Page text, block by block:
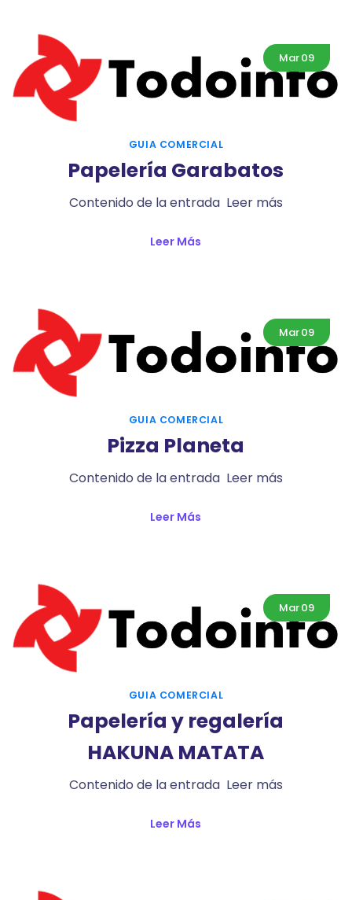
Mar09
GUIA COMERCIAL
Papelería Garabatos
Contenido de la entrada Leer más
Leer Más
Mar09
GUIA COMERCIAL
Pizza Planeta
Contenido de la entrada Leer más
Leer Más
Mar09
GUIA COMERCIAL
Papelería y regalería
HAKUNA MATATA
Contenido de la entrada Leer más
Leer Más